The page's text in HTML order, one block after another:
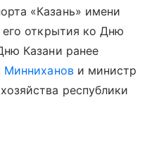
«Казань» имени
его открытия ко Дню
Казани ранее
Минниханови министр
республики